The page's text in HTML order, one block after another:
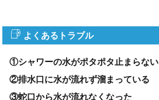
よくあるトラブル
①シャワーの水がポタポタ止まらない
②排水口に水が流れず溜まっている
③蛇口から水が流れなくなった